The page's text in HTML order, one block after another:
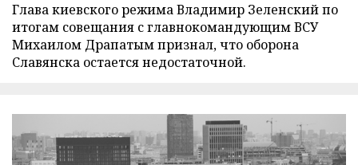
Глава киевского режима Владимир Зеленский по
итогам совещания с главнокомандующим ВСУ
Михаилом Драпатым признал, что оборона
Славянска остается недостаточной.